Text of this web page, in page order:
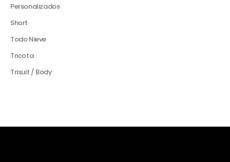
Personalizados
Short
Todo Nieve
Tricota
Trisuit / Body